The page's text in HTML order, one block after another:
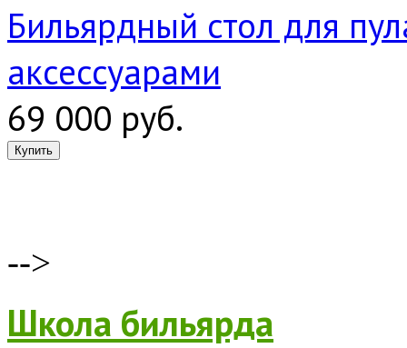
Бильярдный стол для
аксессуарами
69 000 руб.
-->
Школа бильярда